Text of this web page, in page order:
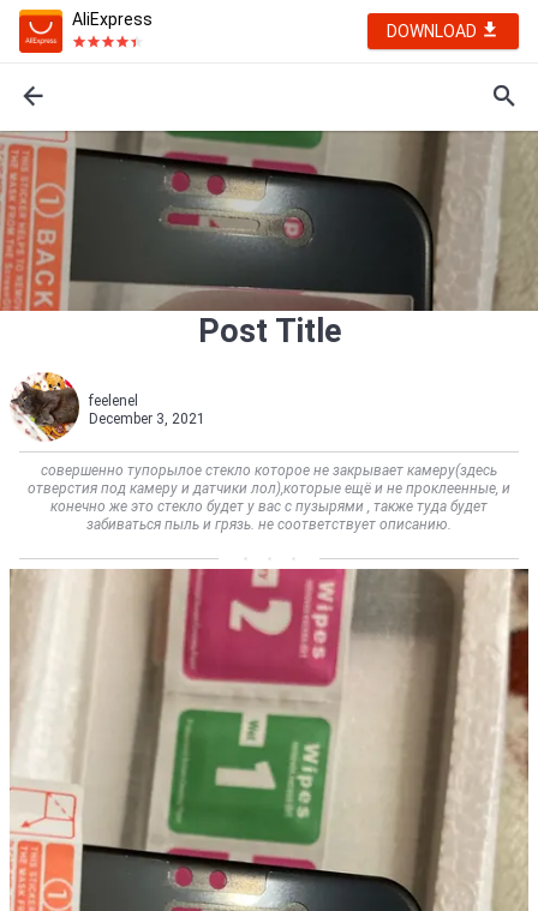
AliExpress
DOWNLOAD
Post Title
feelenel
December 3, 2021
совершенно тупорылое стекло которое не закрывает камеру(здесь
отверстия под камеру и датчики лол),которые ещё и не проклеенные, и
конечно же это стекло будет у вас с пузырями , также туда будет
забиваться пыль и грязь. не соответствует описанию.